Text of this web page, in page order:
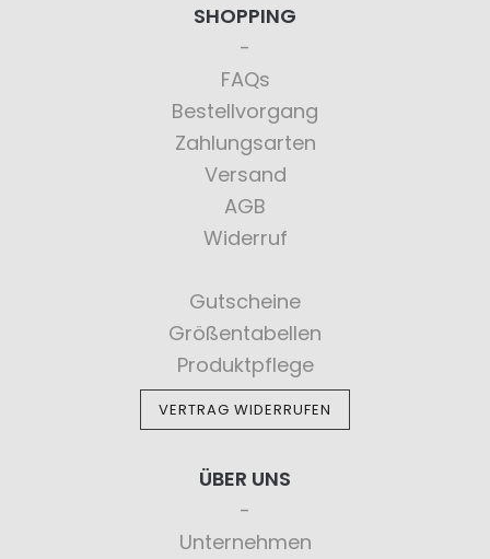
SHOPPING
FAQs
Bestellvorgang
Zahlungsarten
Versand
AGB
Widerruf
Gutscheine
Größentabellen
Produktpflege
VERTRAG WIDERRUFEN
ÜBER UNS
Unternehmen